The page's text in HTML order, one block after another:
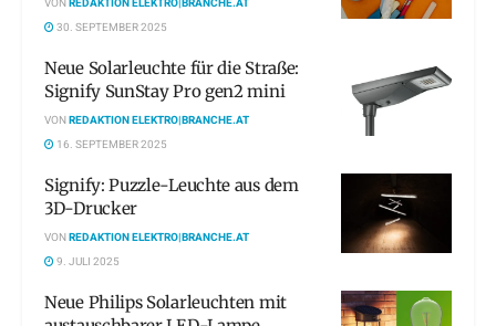
VONREDAKTION ELEKTRO|BRANCHE.AT
30. SEPTEMBER 2025
Neue Solarleuchte für die Straße:
Signify SunStay Pro gen2 mini
VONREDAKTION ELEKTRO|BRANCHE.AT
16. SEPTEMBER 2025
Signify: Puzzle-Leuchte aus dem
3D-Drucker
VONREDAKTION ELEKTRO|BRANCHE.AT
9. JULI 2025
Neue Philips Solarleuchten mit